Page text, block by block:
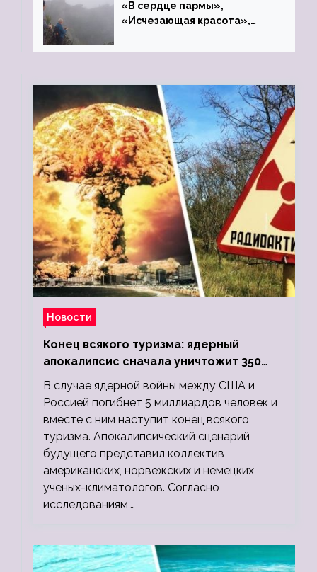
«В сердце пармы»,
«Исчезающая красота»,
Новости
Конец всякого туризма: ядерный
апокалипсис сначала уничтожит 350
миллионов, а потом 5 миллиардов
людей
В случае ядерной войны между США и
Россией погибнет 5 миллиардов человек и
вместе с ним наступит конец всякого
туризма. Апокалипсический сценарий
будущего представил коллектив
американских, норвежских и немецких
ученых-климатологов. Согласно
исследованиям,…